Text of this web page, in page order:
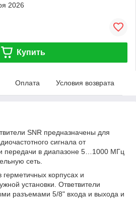
2026
Купить
Оплата Условия возврата
SNR предназначены для
сигнала от
передачи в диапазоне 5…1000 МГц
сеть.
корпусах и
установки. Ответвители
разъемами 5/8" входа и выхода и